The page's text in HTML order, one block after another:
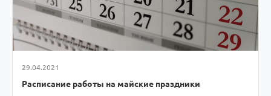
29.04.2021
Расписание работы на майские праздники